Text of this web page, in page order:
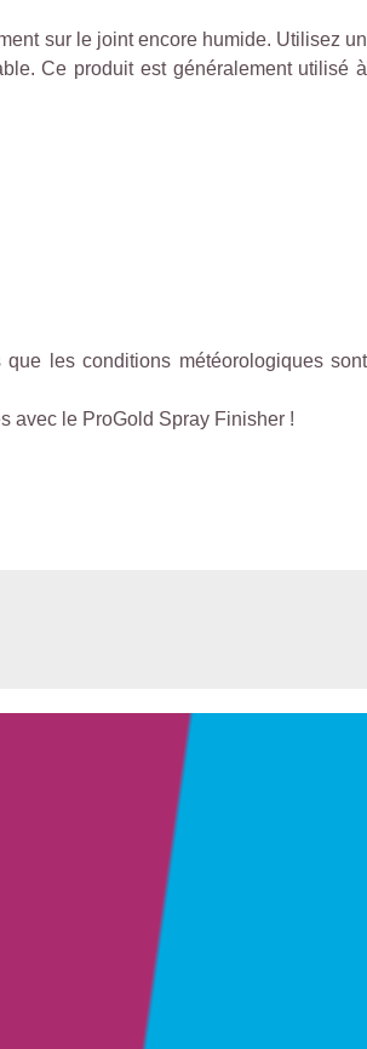
sur le joint encore humide. Utilisez un
Ce produit est généralement utilisé à
les conditions météorologiques sont
avec le ProGold Spray Finisher !